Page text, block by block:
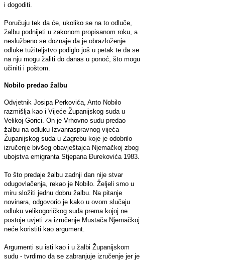
i dogoditi.
Poručuju tek da će, ukoliko se na to odluče,
žalbu podnijeti u zakonom propisanom roku, a
neslužbeno se doznaje da je obrazloženje
odluke tužiteljstvo podiglo još u petak te da se
na nju mogu žaliti do danas u ponoć, što mogu
učiniti i poštom.
Nobilo predao žalbu
Odvjetnik Josipa Perkovića, Anto Nobilo
razmišlja kao i Vijeće Županijskog suda u
Velikoj Gorici. On je Vrhovno sudu predao
žalbu na odluku Izvanraspravnog vijeća
Županijskog suda u Zagrebu koje je odobrilo
izručenje bivšeg obavještajca Njemačkoj zbog
ubojstva emigranta Stjepana Đurekovića 1983.
To što predaje žalbu zadnji dan nije stvar
odugovlačenja, rekao je Nobilo. Željeli smo u
miru složiti jednu dobru žalbu. Na pitanje
novinara, odgovorio je kako u ovom slučaju
odluku velikogoričkog suda prema kojoj ne
postoje uvjeti za izručenje Mustača Njemačkoj
neće koristiti kao argument.
Argumenti su isti kao i u žalbi Županijskom
sudu - tvrdimo da se zabranjuje izručenje jer je